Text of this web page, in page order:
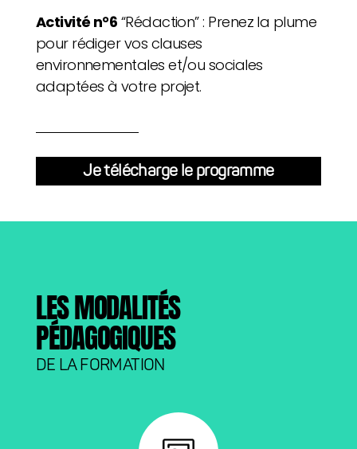
Activité n°6 “Rédaction”: Prenez la plume
pour rédiger vos clauses
environnementales et/ou sociales
adaptées à votre projet.
Je télécharge le programme
LES MODALITÉS
PÉDAGOGIQUES
DE LA FORMATION